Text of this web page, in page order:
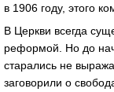
в 1906 году, этого
В Церкви всегда
реформой. Но до
старались не
заговорили о